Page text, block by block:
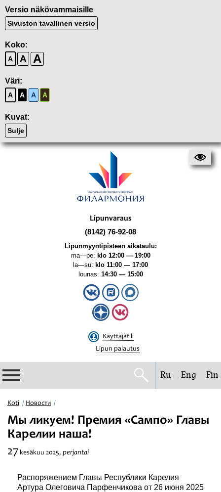
Versio näkövammaisille
Sivuston tavallinen versio
Koko:
A A A
Väri:
A A A A
Kuvat:
Sulje
Lipunvaraus
(8142) 76-92-08
Lipunmyyntipisteen aikataulu:
ma—pe: klo 12:00 — 19:00
la—su: klo 11:00 — 17:00
lounas: 14:30 — 15:00
Käyttäjätili
Lipun palautus
Filharmonia
Konserttikalenteri
Festivaalit
Ru Eng Fin
Koti Новости
Мы ликуем! Премия «Сампо» Главы
Карелии наша!
27 kesäkuu 2025, perjantai
Распоряжением Главы Республики Карелия
Артура Олеговича Парфенчикова от 26 июня 2025